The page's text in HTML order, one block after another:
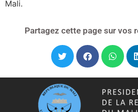
Mali.
Partagez cette page sur vos